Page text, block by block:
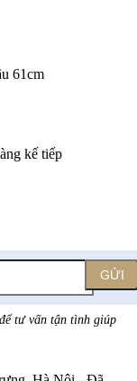
61cm
kế tiếp
GỬI
tư vấn tận tình giúp